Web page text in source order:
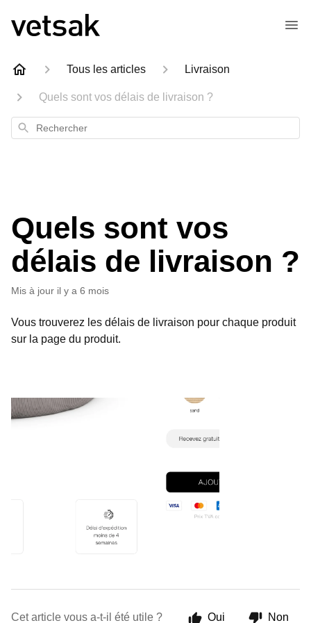
Tous les articles Livraison
Quels sont vos délais de livraison ?
Rechercher
Quels sont vos
délais de livraison ?
Mis à jour il y a 6 mois
Vous trouverez les délais de livraison pour chaque produit
sur la page du produit.
Cet article vous a-t-il été utile ? Oui Non